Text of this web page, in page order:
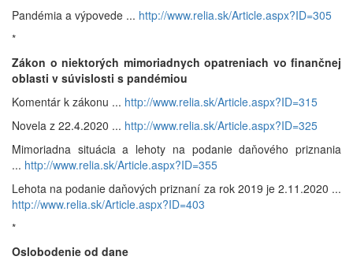
Pandémia a výpovede ... http://www.relia.sk/Article.aspx?ID=305
*
Zákon o niektorých mimoriadnych opatreniach vo finančnej
oblasti v súvislosti s pandémiou
Komentár k zákonu ... http://www.relia.sk/Article.aspx?ID=315
Novela z 22.4.2020 ... http://www.relia.sk/Article.aspx?ID=325
Mimoriadna situácia a lehoty na podanie daňového priznania
... http://www.relia.sk/Article.aspx?ID=355
Lehota na podanie daňových priznaní za rok 2019 je 2.11.2020 ...
http://www.relia.sk/Article.aspx?ID=403
*
Oslobodenie od dane